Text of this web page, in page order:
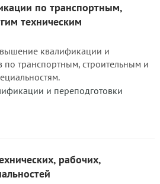
по транспортным,
техническим
квалификации и
по транспортным, строительным и
и переподготовки
рабочих,